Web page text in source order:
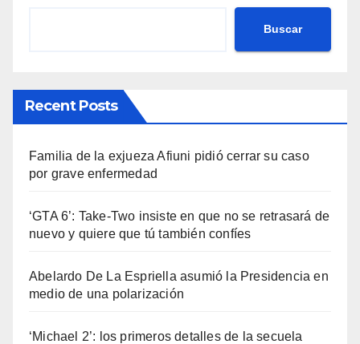
Buscar
Recent Posts
Familia de la exjueza Afiuni pidió cerrar su caso
por grave enfermedad
‘GTA 6’: Take-Two insiste en que no se retrasará de
nuevo y quiere que tú también confíes
Abelardo De La Espriella asumió la Presidencia en
medio de una polarización
‘Michael 2’: los primeros detalles de la secuela